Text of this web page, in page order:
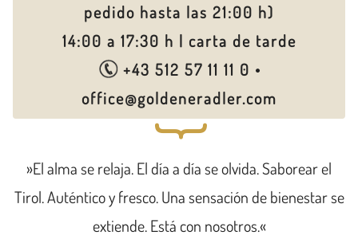
pedido hasta las 21:00 h)
14:00 a 17:30 h | carta de tarde
+43 512 57 11 11 0 •
office@goldeneradler.com
{
»El alma se relaja. El día a día se olvida. Saborear el
Tirol. Auténtico y fresco. Una sensación de bienestar se
extiende. Está con nosotros.«